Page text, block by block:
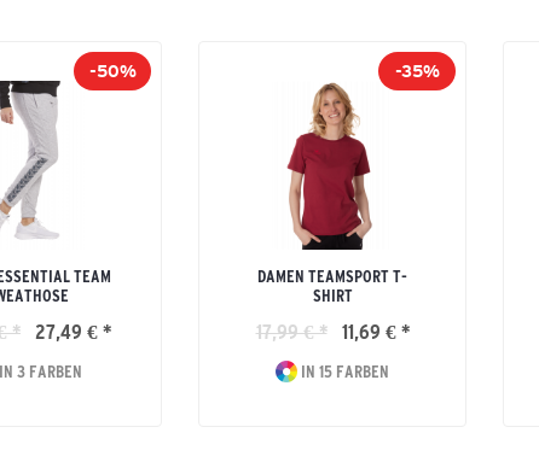
-50%
TEAM
* 27,49 € *
IN 3 FARBEN
-35%
DAMEN TEAMSPORT T-
SHIRT
17,99 € * 11,69 € *
IN 15 FARBEN